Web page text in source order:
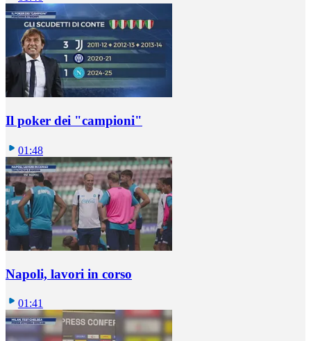
Il poker dei "campioni"
01:48
Napoli, lavori in corso
01:41